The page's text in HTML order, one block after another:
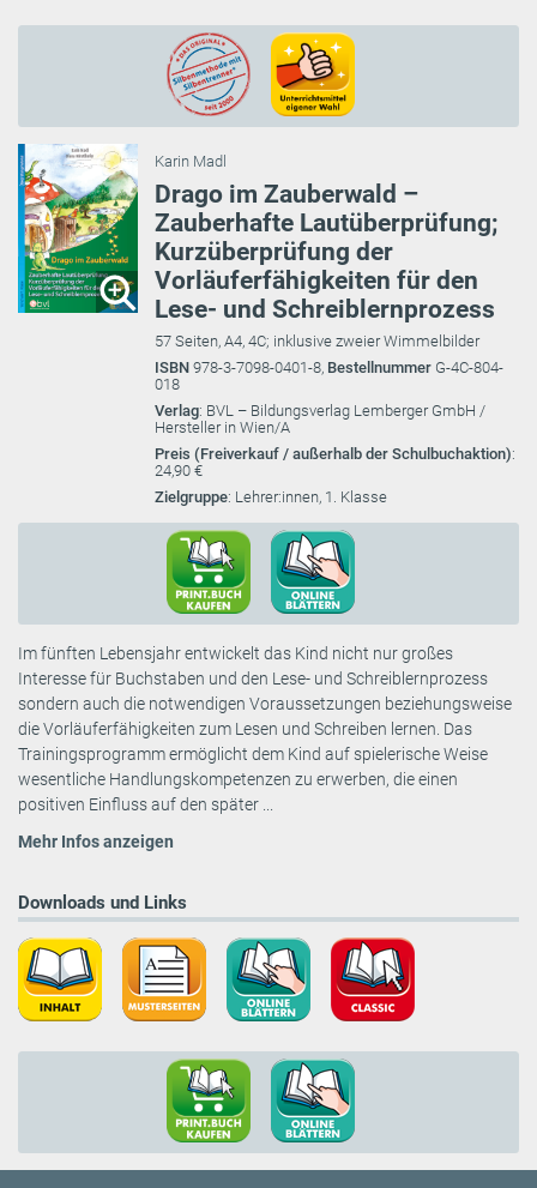
Karin Madl
Drago im Zauberwald –
Zauberhafte Lautüberprüfung;
Kurzüberprüfung der
Vorläuferfähigkeiten für den
Lese- und Schreiblernprozess
57 Seiten, A4, 4C; inklusive zweier Wimmelbilder
ISBN 978-3-7098-0401-8, Bestellnummer G-4C-804-
018
Verlag: BVL – Bildungsverlag Lemberger GmbH /
Hersteller in Wien/A
Preis (Freiverkauf / außerhalb der Schulbuchaktion):
24,90 €
Zielgruppe: Lehrer:innen, 1. Klasse
Im fünften Lebensjahr entwickelt das Kind nicht nur großes
Interesse für Buchstaben und den Lese- und Schreiblernprozess
sondern auch die notwendigen Voraussetzungen beziehungsweise
die Vorläuferfähigkeiten zum Lesen und Schreiben lernen. Das
Trainingsprogramm ermöglicht dem Kind auf spielerische Weise
wesentliche Handlungskompetenzen zu erwerben, die einen
positiven Einfluss auf den später ...
Mehr Infos anzeigen
Downloads und Links